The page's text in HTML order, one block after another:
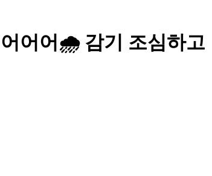
어어🌧️ 감기 조심하고